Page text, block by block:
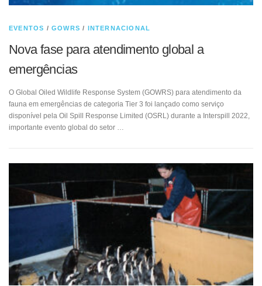
EVENTOS /GOWRS / INTERNACIONAL
Nova fase para atendimento global a
emergências
O Global Oiled Wildlife Response System (GOWRS) para atendimento da
fauna em emergências de categoria Tier 3 foi lançado como serviço
disponível pela Oil Spill Response Limited (OSRL) durante a Interspill 2022,
importante evento global do setor …